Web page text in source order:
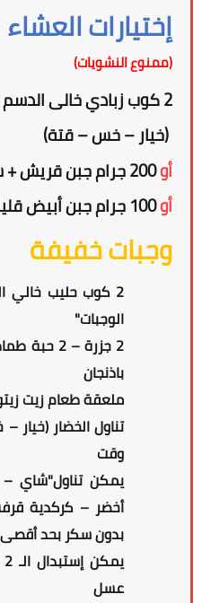
إختيارات العشاء
(ممنوع النشويات)
2كوب زبادي خالى الدسم
(خيار – خس – قتة)
أو2
00 جرام جبن قريش + سلطة خضراء
أو100 جرام جبن أبيض قليل الدسم
وجبات خفيفة
2 كوب حليب خالي
الوجبات"
باذنجان
ملعقة طعام زيت زيتون أو 60
تناول الخضار
وقت
يمكن
أخضر – كركدية
بدون سكر بحد
عسل